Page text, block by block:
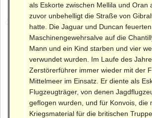
als Eskorte zwischen Mellila und Oran
zuvor unbehelligt die Straße von
hatte. Die Jaguar und Duncan
Maschinengewehrsalve auf die
Mann und ein Kind starben und vier
verwundet wurden. Im Laufe des
Zerstörerführer immer wieder mit der
Mittelmeer im Einsatz. Er diente als
Flugzeugträger, von denen
geflogen wurden, und für Konvois, die
Kriegsmaterial für die britischen